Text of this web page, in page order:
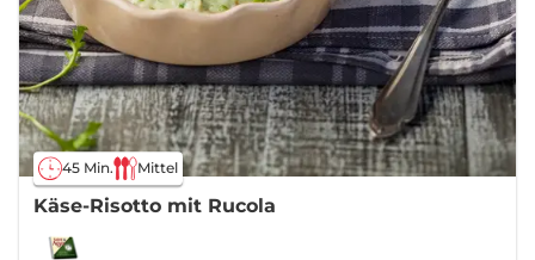
45 Min. Mittel
Käse-Risotto mit Rucola